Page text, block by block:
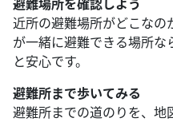
避難場所を確認しよう
近所の避難場所がどこなの
が一緒に避難できる場所な
と安心です。
避難所まで歩いてみる
避難所までの道のりを、地